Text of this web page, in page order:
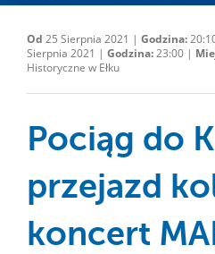
Od 25 Sierpnia 2021 | Godzina:
Sierpnia 2021 | Godzina:23:00 |
Historyczne w Ełku
Pociąg do
przejazd
koncert